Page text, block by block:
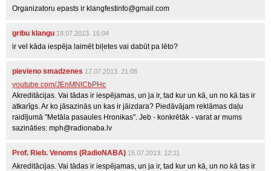
Organizatoru epasts ir klangfestinfo@gmail.com
gribu klangu 18.07.2013. 15:04
ir vel kāda iespēja laimēt biļetes vai dabūt pa lēto?
pievieno smadzenes 17.07.2013. 21:08
youtube.com/JEnMNlCbPHc
Akreditācijas. Vai tādas ir iespējamas, un ja ir, tad kur un kā, un no kā tas ir
atkarīgs. Ar ko jāsazinās un kas ir jāizdara? Piedāvājam reklāmas daļu
raidījumā "Metāla pasaules Hronikas". Jeb - konkrētāk - varat ar mums
sazināties: mph@radionaba.lv
Prof. Rieb. Venoms (RadioNABA) 15.07.2013. 12:11
Akreditācijas. Vai tādas ir iespējamas, un ja ir, tad kur un kā, un no kā tas ir